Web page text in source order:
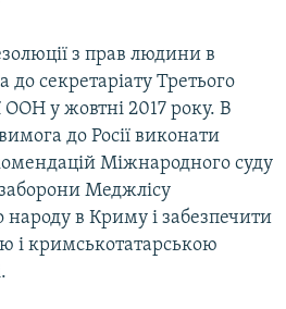
з прав людини в
секретаріату Третього
ООН у жовтні 2017 року. В
до Росії виконати
Міжнародного суду
Меджлісу
народу в Криму і забезпечити
і кримськотатарською